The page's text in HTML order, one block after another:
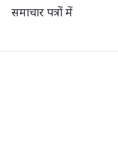
समाचार पत्रों में